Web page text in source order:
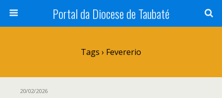
Portal da Diocese de Taubaté
Tags › Fevererio
20/02/2026